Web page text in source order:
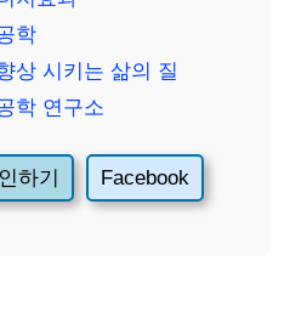
학
상 시키는 삶의 질
학 연구소
하기 Facebook